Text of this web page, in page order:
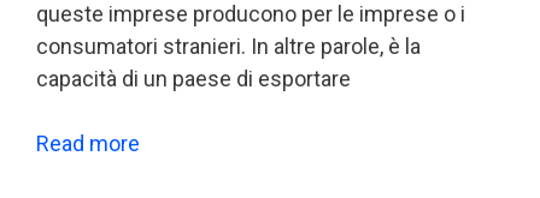
queste imprese producono per le imprese o i
consumatori stranieri. In altre parole, è la
capacità di un paese di esportare
Read more